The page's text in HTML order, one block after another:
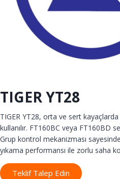
TIGER YT28
TIGER YT28, orta ve sert
kullanılır. FT160BC veya FT160BD
Grup kontrol mekanizması
yıkama performansı ile zorlu saha
Teklif Talep Edin